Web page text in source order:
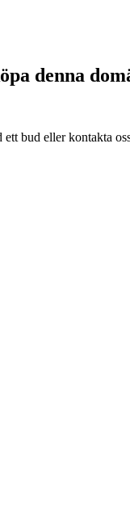
denna
ett bud eller kontakta